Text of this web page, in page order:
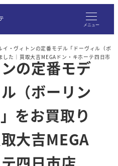
メニュー
イ・ヴィトンの定番モデル「ドーヴィル（ボ
た｜買取大吉MEGAドン・キホーテ四日市
の定番モデ
（ボーリン
をお買取り
大吉MEGA